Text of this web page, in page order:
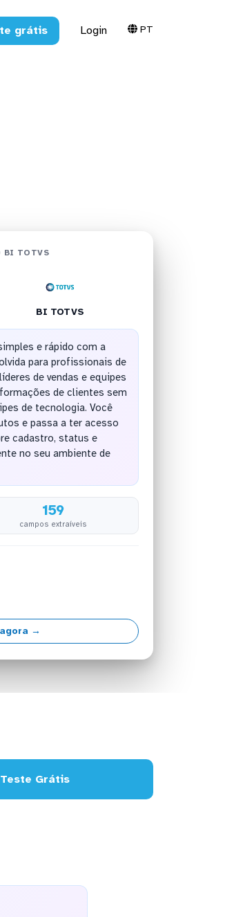
grátis Login PT
BI TOTVS
BI TOTVS
e rápido com a
para profissionais de
de vendas e equipes
de clientes sem
de tecnologia. Você
e passa a ter acesso
cadastro, status e
no seu ambiente de
159
campos extraíveis
→
Grátis